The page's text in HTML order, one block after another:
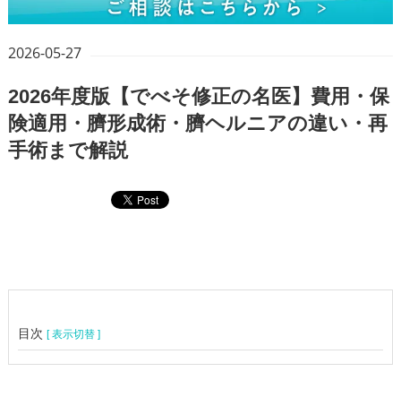
2026-05-27
2026年度版【でべそ修正の名医】費用・保
険適用・臍形成術・臍ヘルニアの違い・再
手術まで解説
目次[ 表示切替 ]